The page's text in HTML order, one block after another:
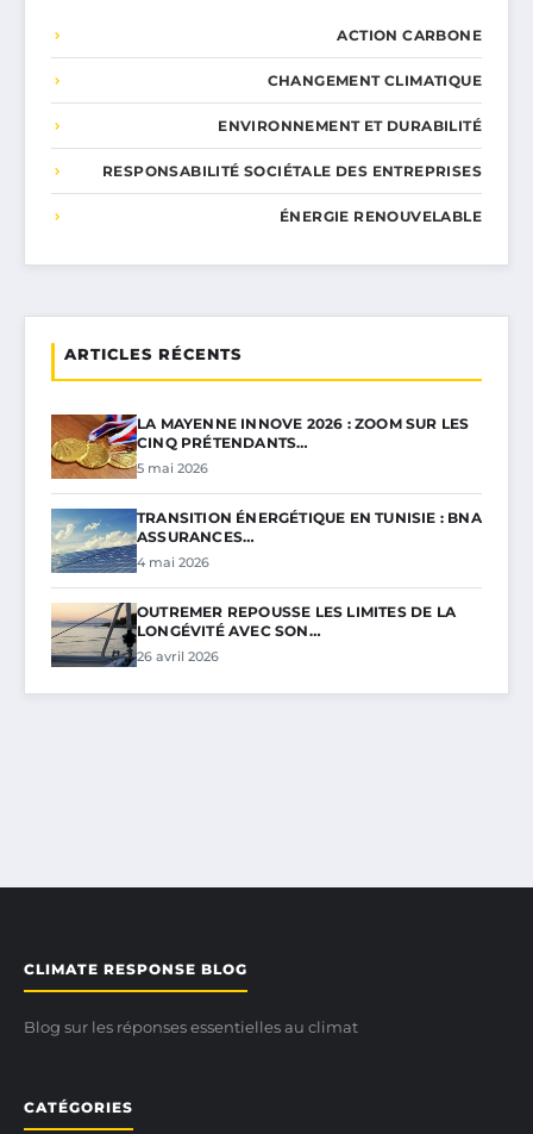
ACTION CARBONE
CHANGEMENT CLIMATIQUE
ENVIRONNEMENT ET DURABILITÉ
RESPONSABILITÉ SOCIÉTALE DES ENTREPRISES
ÉNERGIE RENOUVELABLE
ARTICLES RÉCENTS
LA MAYENNE INNOVE 2026 : ZOOM SUR LES
CINQ PRÉTENDANTS…
5 mai 2026
TRANSITION ÉNERGÉTIQUE EN TUNISIE : BNA
ASSURANCES…
4 mai 2026
OUTREMER REPOUSSE LES LIMITES DE LA
LONGÉVITÉ AVEC SON…
26 avril 2026
CLIMATE RESPONSE BLOG
Blog sur les réponses essentielles au climat
CATÉGORIES